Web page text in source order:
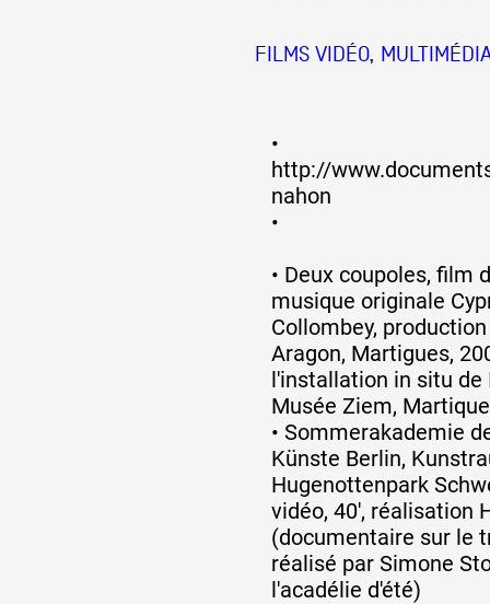
FILMS VIDÉO,
•
http://
nahon
•
• Deux coupoles, film
musique originale
Collombey,
Aragon, Martigues,
l'installation in situ de
Musée Ziem,
• Sommerakademie
Künste Berlin,
Hugenottenpark
vidéo, 40', réalisation
(documentaire sur le
réalisé par Simone
l'acadélie d'été)